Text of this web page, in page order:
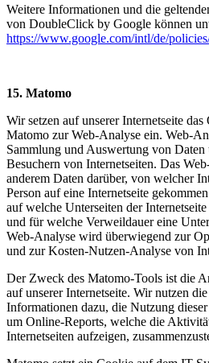
Weitere Informationen und die
von DoubleClick by Google können
https://www.google.com/intl/de/
15. Matomo
Wir setzen auf unserer Internetseite
Matomo zur Web-Analyse ein. Web-
Sammlung und Auswertung von Daten
Besuchern von Internetseiten. Das
anderem Daten darüber, von welcher
Person auf eine Internetseite
auf welche Unterseiten der
und für welche Verweildauer eine
Web-Analyse wird überwiegend zur
und zur Kosten-Nutzen-Analyse von
Der Zweck des Matomo-Tools ist die
auf unserer Internetseite. Wir nutzen
Informationen dazu, die Nutzung
um Online-Reports, welche die
Internetseiten aufzeigen,